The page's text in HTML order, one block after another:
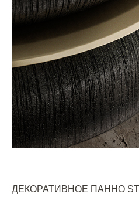
ДЕКОРАТИВНОЕ ПАННО